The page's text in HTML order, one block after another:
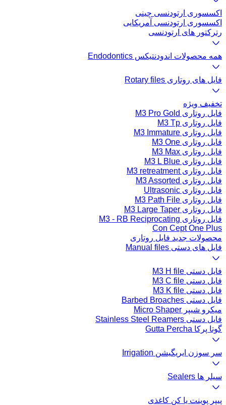
اکسسوری ارتودنسی چینی
اکسسوری ارتودنسی آمریکایی
رترکتور های ارتودنسی
همه محصولات اندودنتیکس Endodontics
فایل های روتاری Rotary files
تخفیف ویژه
فایل روتاری M3 Pro Gold
فایل روتاری M3 Tp
فایل روتاری M3 Immature
فایل روتاری M3 One
فایل روتاری M3 Max
فایل روتاری M3 L Blue
فایل روتاری M3 retreatment
فایل روتاری M3 Assorted
فایل روتاری Ultrasonic
فایل روتاری M3 Path File
فایل روتاری M3 Large Taper
فایل روتاری M3 - RB Reciprocating
Con Cept One Plus
محصولات جدید فایل روتاری
فایل های دستی Manual files
فایل دستی M3 H file
فایل دستی M3 C file
فایل دستی M3 K file
فایل دستی Barbed Broaches
میکرو شیپر Micro Shaper
فایل دستی Stainless Steel Reamers
گوتا پرکا Gutta Percha
سر سوزن ایریگیشن Irrigation
سیلر ها Sealers
پیپر پوینت یا کن کاغذی